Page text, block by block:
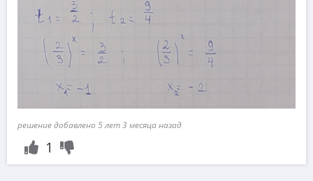
решение добавлено 5 лет 3 месяца назад
1